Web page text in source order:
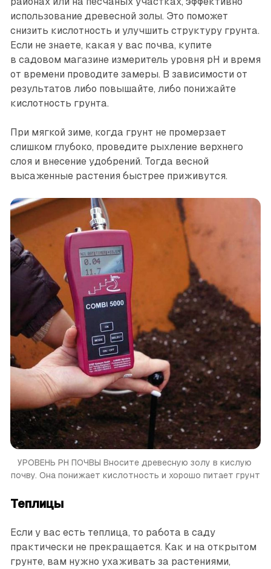
использование древесной золы. Это поможет
снизить кислотность и улучшить структуру грунта.
Если не знаете, какая у вас почва, купите
в садовом магазине измеритель уровня pH и время
от времени проводите замеры. В зависимости от
результатов либо повышайте, либо понижайте
кислотность грунта.
При мягкой зиме, когда грунт не промерзает
слишком глубоко, проведите рыхление верхнего
слоя и внесение удобрений. Тогда весной
высаженные растения быстрее приживутся.
УРОВЕНЬ РН ПОЧВЫ Вносите древесную золу в кислую
почву. Она понижает кислотность и хорошо питает грунт
Теплицы
Если у вас есть теплица, то работа в саду
практически не прекращается. Как и на открытом
грунте, вам нужно ухаживать за растениями,